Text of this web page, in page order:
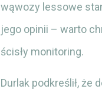
wąwozy lessowe
jego opinii – warto
ścisły monitoring.
Durlak podkreślił,